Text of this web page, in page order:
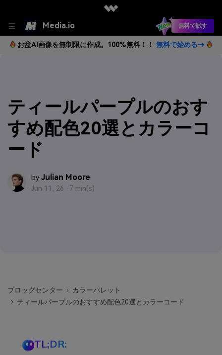
Media.io 無料で試す
お盆AI画像を無制限に作成。100%無料！！ 無料で始める→
ティールパープルのおす
すめ配色20選とカラーコ
ード
by Julian Moore
Jun 11, 26 · 7 min(s)
ブロッグセンター
カラーパレット
ティールパープルのおすすめ配色20選とカラーコード
TL;DR: